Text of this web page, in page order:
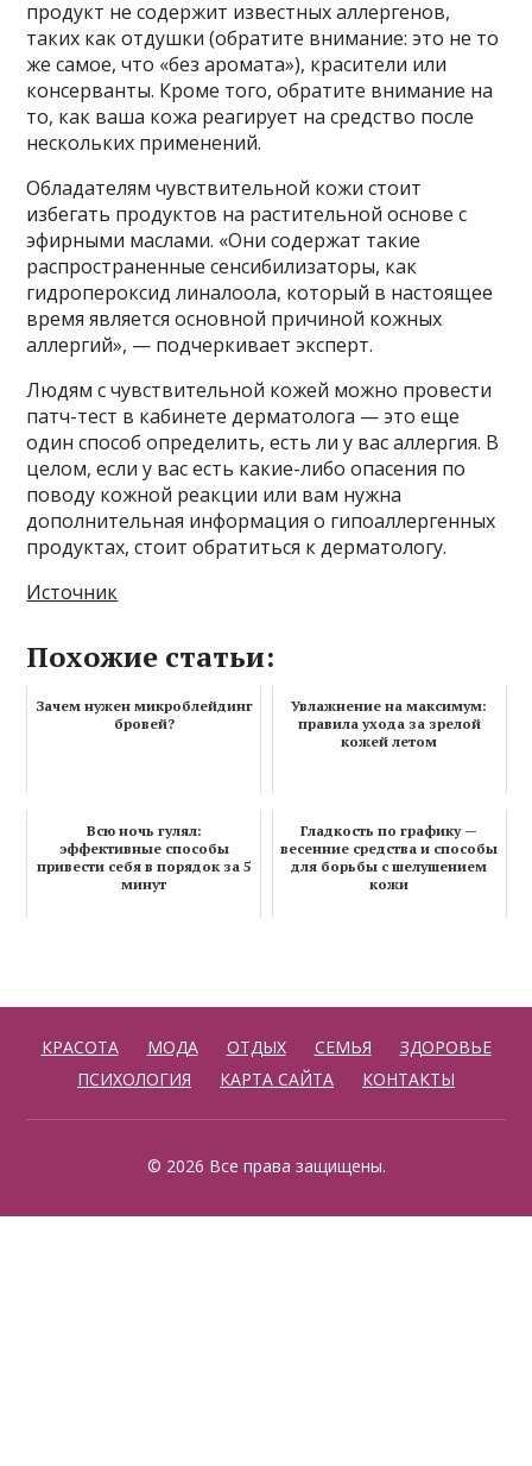
продукт не содержит известных аллергенов,
таких как отдушки (обратите внимание: это не то
же самое, что «без аромата»), красители или
консерванты. Кроме того, обратите внимание на
то, как ваша кожа реагирует на средство после
нескольких применений.
Обладателям чувствительной кожи стоит
избегать продуктов на растительной основе с
эфирными маслами. «Они содержат такие
распространенные сенсибилизаторы, как
гидропероксид линалоола, который в настоящее
время является основной причиной кожных
аллергий», — подчеркивает эксперт.
Людям с чувствительной кожей можно провести
патч-тест в кабинете дерматолога — это еще
один способ определить, есть ли у вас аллергия. В
целом, если у вас есть какие-либо опасения по
поводу кожной реакции или вам нужна
дополнительная информация о гипоаллергенных
продуктах, стоит обратиться к дерматологу.
Источник
Похожие статьи:
Зачем нужен микроблейдинг
бровей?
Увлажнение на максимум:
правила ухода за зрелой
кожей летом
Всю ночь гулял:
эффективные способы
привести себя в порядок за 5
минут
Гладкость по графику —
весенние средства и способы
для борьбы с шелушением
кожи
КРАСОТА МОДА ОТДЫХ СЕМЬЯ
ЗДОРОВЬЕ
ПСИХОЛОГИЯ
КАРТА САЙТА КОНТАКТЫ
© 2026 Все права защищены.